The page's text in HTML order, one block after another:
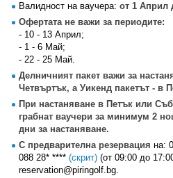
Валидност на ваучера: от 1 Април
Офертата не важи за периодите:
- 10 - 13 Април;
- 1 - 6 Май;
- 22 - 25 Май.
Делничният пакет важи за
Четвъртък, а Уикенд пакетът - в
При настаняване в Петък или
грабнат ваучери за минимум 2
дни за настаняване.
С предварителна резервация на:
088 28* **** (скрит) (от 09:00 до
reservation@piringolf.bg.